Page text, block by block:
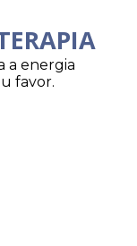
a energia
favor.